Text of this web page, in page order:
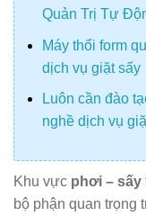
Quản Trị Tự
Máy thổi form
dịch vụ giặt sấy
Luôn cần đào
nghề dịch vụ
Khu vực phơi – sấy
bộ phận quan trọng